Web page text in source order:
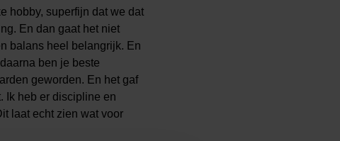
hobby, superfijn dat we dat
En dan gaat het niet
balans heel belangrijk. En
ben je beste
geworden. En het gaf
Ik heb er discipline en
laat echt zien wat voor